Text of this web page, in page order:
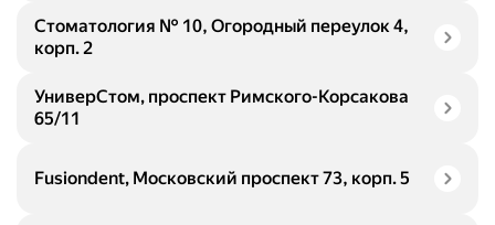
Стоматология № 10, Огородный переулок 4,
корп. 2
УниверСтом, проспект Римского-Корсакова
65/11
Fusiondent, Московский проспект 73, корп. 5